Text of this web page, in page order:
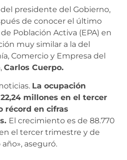
del presidente del Gobierno,
de conocer el último
Población Activa (EPA) en
muy similar a la del
Comercio y Empresa del
Carlos Cuerpo.
La ocupación
millones en el tercer
récord en cifras
El crecimiento es de 88.770
el tercer trimestre y de
aseguró.